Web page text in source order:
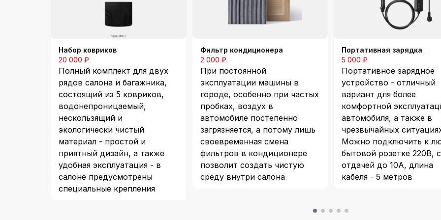
DOHC
Обороты макс. мощности (об/мин)
Октановое число топлива
Макс. мощность (л.с.)
Тепловая эффективность двигателя 40.5 Объём (мл)
Макс. крутящий момент (Н-м) Максимальная чистая мощность (кВт)
Система питания Материал блока цилиндров
Тип топлива - Компоновка двигателя
Макс. крутящий момент заднего
Набор ковриков
20 000 ₽
Полный комплект для двух
рядов салона и багажника,
состоящий из 5 ковриков,
водонепроницаемый,
нескользящий и
экологически чистый
материал - простой и
приятный дизайн, а также
удобная эксплуатация - в
салоне предусмотрены
специальные крепления
Фильтр кондиционера
2 000 ₽
При постоянной
эксплуатации машины в
городе, особенно при частых
пробках, воздух в
автомобиле постепенно
загрязняется, а потому лишь
своевременная смена
фильтров в кондиционере
позволит создать чистую
среду внутри салона
Портативная зарядка
5 000 ₽
Портативное зарядное
устройство - отличный
вариант для более
комфортной
автомобиля, а также в
чрезвычайных
Можно подключить к
бытовой розетке 220В, с
отдачей до 10А, длина
кабеля - 5 метров